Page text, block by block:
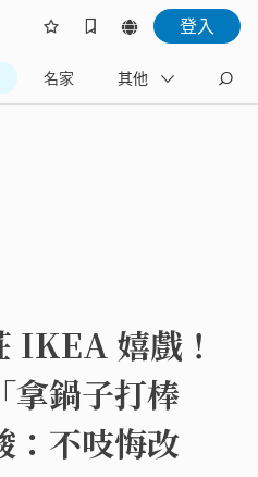
登入
名家 其他
IKEA 嬉戲！
拿鍋子打棒
不吱悔改